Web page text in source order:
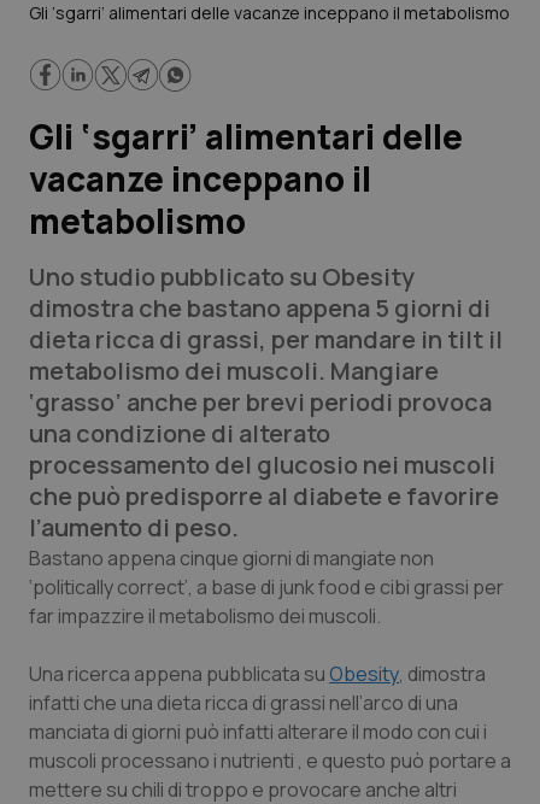
Governo e Parlamento
Regioni e Asl
Lavoro e Professioni
Scienza e Farmaci
Studi e Analisi
Lettere al direttore
Edizioni Regionali
QS Pro
Professionisti Sanitari.AI
Abruzzo
Calabria
Campania
QS Pro Gold
Asma & BPCO
Car-T
QS Club
Gli ‘sgarri’ alimentari delle vacanze inceppano il metabolismo
Gli ‘sgarri’ alimentari delle
vacanze inceppano il
metabolismo
Uno studio pubblicato su Obesity
dimostra che bastano appena 5 giorni di
dieta ricca di grassi, per mandare in tilt il
metabolismo dei muscoli. Mangiare
‘grasso’ anche per brevi periodi provoca
una condizione di alterato
processamento del glucosio nei muscoli
che può predisporre al diabete e favorire
l’aumento di peso.
Bastano appena cinque giorni di mangiate non
‘politically correct’, a base di junk food e cibi grassi per
far impazzire il metabolismo dei muscoli.
Una ricerca appena pubblicata su Obesity, dimostra
infatti che una dieta ricca di grassi nell’arco di una
manciata di giorni può infatti alterare il modo con cui i
muscoli processano i nutrienti , e questo può portare a
mettere su chili di troppo e provocare anche altri